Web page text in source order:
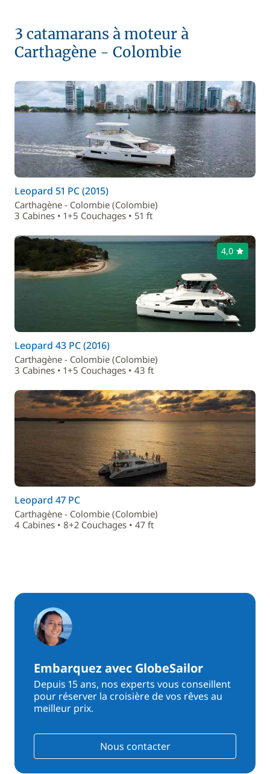
3 catamarans à moteur à
Carthagène - Colombie
Leopard 51 PC (2015)
Carthagène - Colombie (Colombie)
3 Cabines • 1+5 Couchages • 51 ft
4,0
Leopard 43 PC (2016)
Carthagène - Colombie (Colombie)
3 Cabines • 1+5 Couchages • 43 ft
Leopard 47 PC
Carthagène - Colombie (Colombie)
4 Cabines • 8+2 Couchages • 47 ft
Embarquez avec GlobeSailor
Depuis 15 ans, nos experts vous conseillent
pour réserver la croisière de vos rêves au
meilleur prix.
Nous contacter